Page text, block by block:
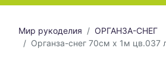
Мир рукоделия
ОРГАНЗА-СНЕГ
Органза-снег 70см х 1м цв.037